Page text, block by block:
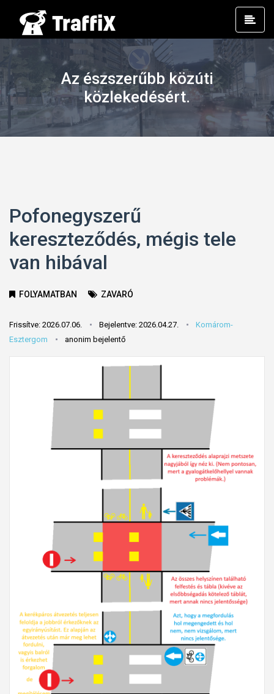
Az észszerűbb közúti
közlekedésért.
Pofonegyszerű
kereszteződés, mégis tele
van hibával
FOLYAMATBAN ZAVARÓ
Frissítve: 2026.07.06. Bejelentve: 2026.04.27.
Komárom-
Esztergom
anonim bejelentő